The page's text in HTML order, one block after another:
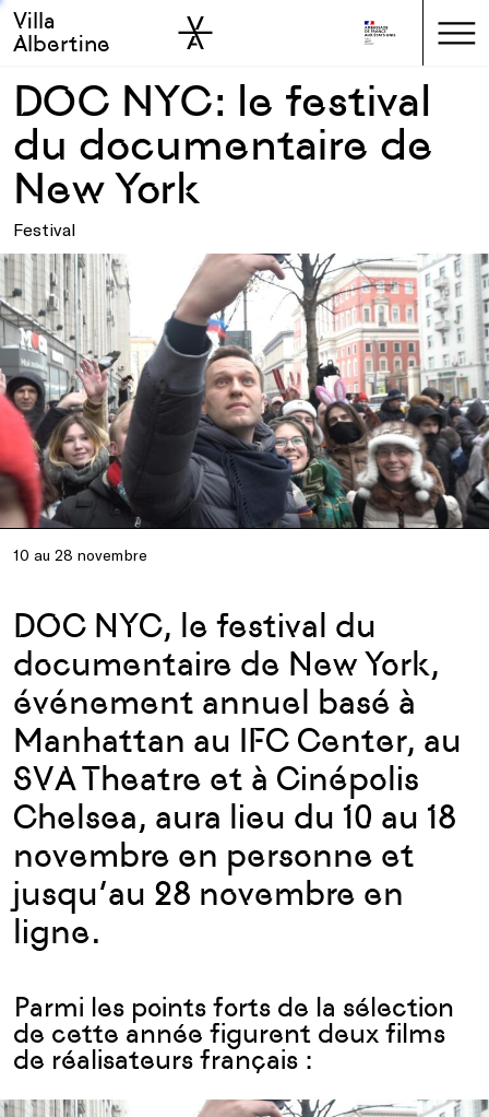
Skip to main
Skip to sidebar
Villa
Albertine
DOC NYC: le festival
du documentaire de
New York
Festival
10 au 28 novembre
DOC NYC, le festival du
documentaire de New York,
événement annuel basé à
Manhattan au IFC Center, au
SVA Theatre et à Cinépolis
Chelsea, aura lieu du 10 au 18
novembre en personne et
jusqu’au 28 novembre en
ligne.
Parmi les points forts de la sélection
de cette année figurent deux films
de réalisateurs français :